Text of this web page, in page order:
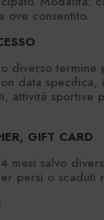
ove consentito.
diverso termine
data specifica,
attività sportive
GIFT CARD
mesi salvo
persi o scaduti